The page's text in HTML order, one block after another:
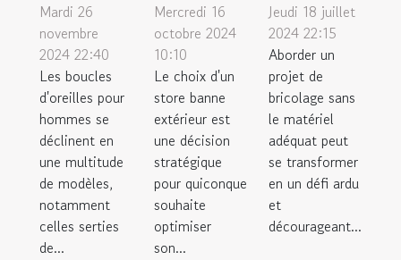
Mardi 26
novembre
2024 22:40
Les boucles
d'oreilles pour
hommes se
déclinent en
une multitude
de modèles,
notamment
celles serties
de...
Mercredi 16
octobre 2024
10:10
Le choix d'un
store banne
extérieur est
une décision
stratégique
pour quiconque
souhaite
optimiser
son...
Jeudi 18 juillet
2024 22:15
Aborder un
projet de
bricolage sans
le matériel
adéquat peut
se transformer
en un défi ardu
et
décourageant...